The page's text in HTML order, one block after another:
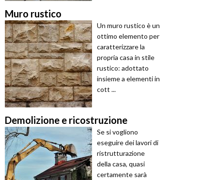
Muro rustico
Un muro rustico è un
ottimo elemento per
caratterizzare la
propria casa in stile
rustico: adottato
insieme a elementi in
cott ...
Demolizione e ricostruzione
Se si vogliono
eseguire dei lavori di
ristrutturazione
della casa, quasi
certamente sarà